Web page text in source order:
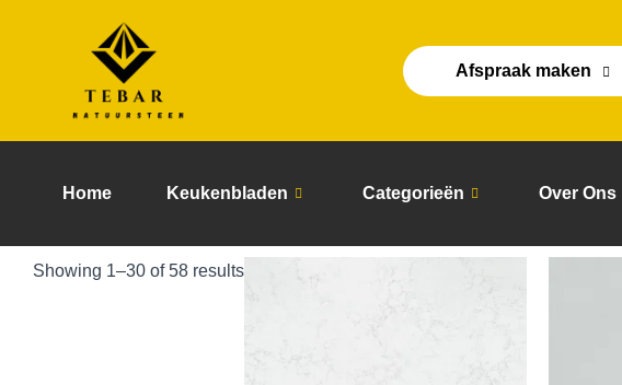
Afspraak maken
Home Keukenbladen Categorieën Over Ons
Showing 1–30 of 58 results